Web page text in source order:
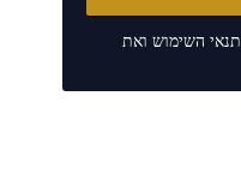
תנאי השימושואת